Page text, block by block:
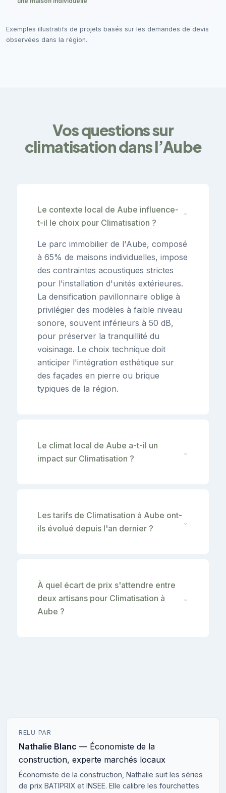
Exemples illustratifs de projets basés sur les demandes de devis
observées dans la région.
Vos questions sur
climatisation dans l’Aube
Le contexte local de Aube influence-
t-il le choix pour Climatisation ?
⌄
Le parc immobilier de l'Aube, composé
à 65% de maisons individuelles, impose
des contraintes acoustiques strictes
pour l'installation d'unités extérieures.
La densification pavillonnaire oblige à
privilégier des modèles à faible niveau
sonore, souvent inférieurs à 50 dB,
pour préserver la tranquillité du
voisinage. Le choix technique doit
anticiper l'intégration esthétique sur
des façades en pierre ou brique
typiques de la région.
Le climat local de Aube a-t-il un
impact sur Climatisation ?
⌄
Les tarifs de Climatisation à Aube ont-
ils évolué depuis l'an dernier ?
⌄
À quel écart de prix s'attendre entre
deux artisans pour Climatisation à
Aube ?
⌄
RELU PAR
Nathalie Blanc — Économiste de la
construction, experte marchés locaux
Économiste de la construction, Nathalie suit les séries
de prix BATIPRIX et INSEE. Elle calibre les fourchettes